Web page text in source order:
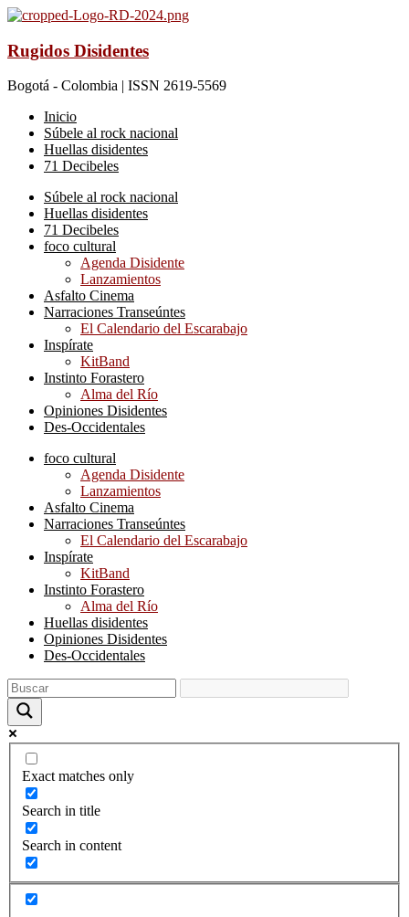
Rugidos Disidentes
Bogotá - Colombia | ISSN 2619-5569
Inicio
Súbele al rock nacional
Huellas disidentes
71 Decibeles
Súbele al rock nacional
Huellas disidentes
71 Decibeles
foco cultural
Agenda Disidente
Lanzamientos
Asfalto Cinema
Narraciones Transeúntes
El Calendario del Escarabajo
Inspírate
KitBand
Instinto Forastero
Alma del Río
Opiniones Disidentes
Des-Occidentales
foco cultural
Agenda Disidente
Lanzamientos
Asfalto Cinema
Narraciones Transeúntes
El Calendario del Escarabajo
Inspírate
KitBand
Instinto Forastero
Alma del Río
Huellas disidentes
Opiniones Disidentes
Des-Occidentales
Exact matches only
Search in title
Search in content